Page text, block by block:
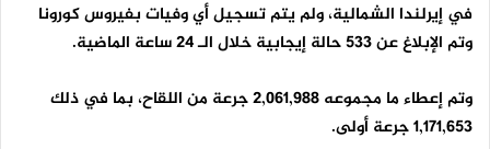
في إيرلندا الشمالية، ولم يتم تسجيل أي وفيات بفيروس كورونا
وتم الإبلاغ عن 533 حالة إيجابية خلال الـ 24 ساعة الماضية.
وتم إعطاء ما مجموعه 2,061,988 جرعة من اللقاح، بما في ذلك
1,171,653 جرعة أولى.